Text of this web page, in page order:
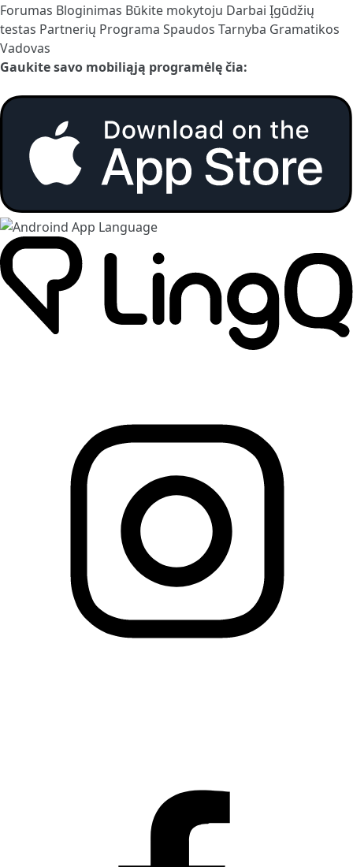
Forumas Bloginimas Būkite mokytoju Darbai Įgūdžių
testas Partnerių Programa Spaudos Tarnyba Gramatikos
Vadovas
Gaukite savo mobiliąją programėlę čia: